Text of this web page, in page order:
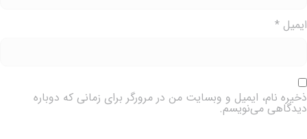
ایمیل *
ذخیره نام، ایمیل و وبسایت من در مرورگر برای زمانی که دوباره
دیدگاهی می‌نویسم.